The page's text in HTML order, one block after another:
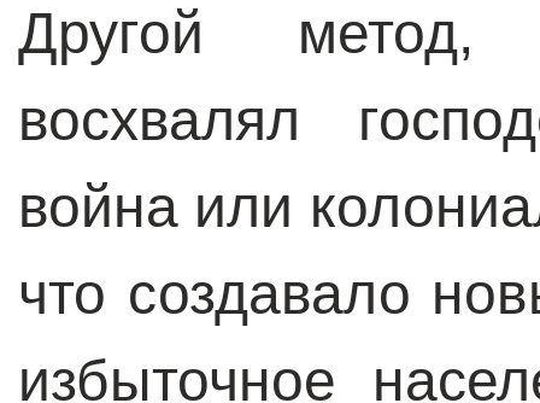
Другой метод,
восхвалял
война или
что создавало
избыточное